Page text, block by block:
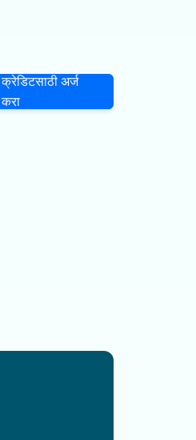
क्रेडिटसाठी अर्ज
करा